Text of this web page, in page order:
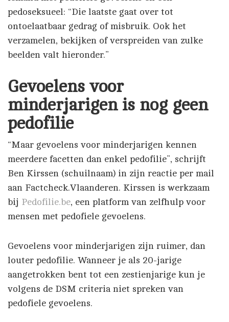
pedoseksueel: “Die laatste gaat over tot
ontoelaatbaar gedrag of misbruik. Ook het
verzamelen, bekijken of verspreiden van zulke
beelden valt hieronder.”
Gevoelens voor
minderjarigen is nog geen
pedofilie
“Maar gevoelens voor minderjarigen kennen
meerdere facetten dan enkel pedofilie”, schrijft
Ben Kirssen (schuilnaam) in zijn reactie per mail
aan Factcheck.Vlaanderen. Kirssen is werkzaam
bij Pedofilie.be, een platform van zelfhulp voor
mensen met pedofiele gevoelens.
Gevoelens voor minderjarigen zijn ruimer, dan
louter pedofilie. Wanneer je als 20-jarige
aangetrokken bent tot een zestienjarige kun je
volgens de DSM criteria niet spreken van
pedofiele gevoelens.